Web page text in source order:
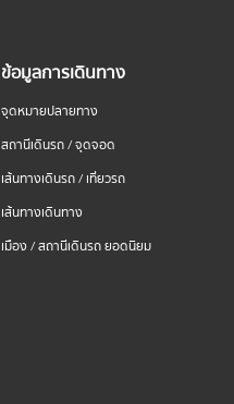
ข้อมูลการเดินทาง
จุดหมายปลายทาง
สถานีเดินรถ / จุดจอด
เส้นทางเดินรถ / เที่ยวรถ
เส้นทางเดินทาง
เมือง / สถานีเดินรถ ยอดนิยม